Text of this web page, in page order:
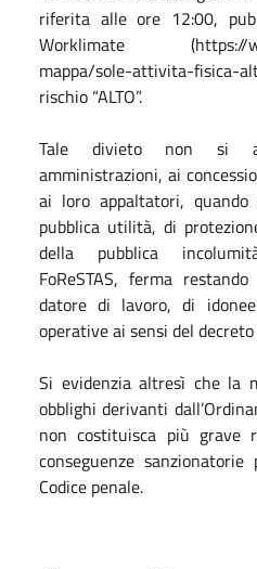
riferita alle ore 12:00,
Worklimate (https://
mappa/sole-attivita-fisica-
rischio “ALTO”.
Tale divieto non si
amministrazioni, ai
ai loro appaltatori,
pubblica utilità, di
della pubblica
FoReSTAS, ferma
datore di lavoro, di
operative ai sensi del
Si evidenzia altresì che la
obblighi derivanti
non costituisca più grave
conseguenze
Codice penale.